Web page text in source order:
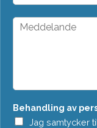
t
*
o
p
M
a
d
e
Behandling av
Jag samtycker